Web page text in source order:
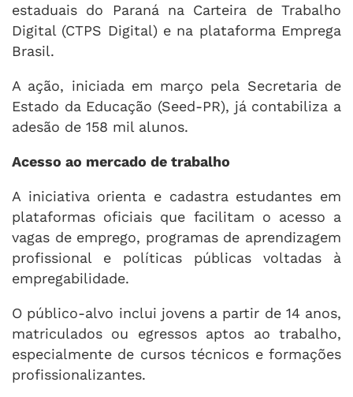
estaduais do Paraná na Carteira de Trabalho
Digital (CTPS Digital) e na plataforma Emprega
Brasil.
A ação, iniciada em março pela Secretaria de
Estado da Educação (Seed-PR), já contabiliza a
adesão de 158 mil alunos.
Acesso ao mercado de trabalho
A iniciativa orienta e cadastra estudantes em
plataformas oficiais que facilitam o acesso a
vagas de emprego, programas de aprendizagem
profissional e políticas públicas voltadas à
empregabilidade.
O público-alvo inclui jovens a partir de 14 anos,
matriculados ou egressos aptos ao trabalho,
especialmente de cursos técnicos e formações
profissionalizantes.